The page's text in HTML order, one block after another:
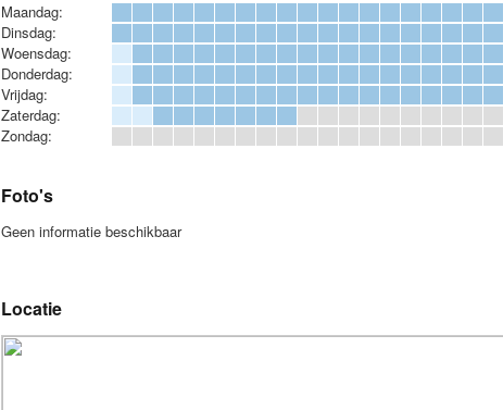
Maandag:
Dinsdag:
Woensdag:
Donderdag:
Vrijdag:
Zaterdag:
Zondag:
Foto's
Geen informatie beschikbaar
Locatie